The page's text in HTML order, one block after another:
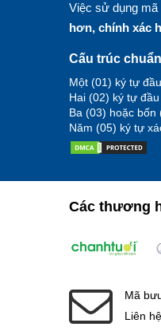
Việc sử dụng mã
hơn, chính xác
Cấu trúc
Một (01) ký tự
Hai (02) ký tự
Ba (03) hoặc
Năm (05) ký tự
Các thương
Mã
Liên hệ